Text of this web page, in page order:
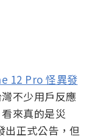
12 Pro 怪異發
不少用戶反應
來真的是災
正式公告，但